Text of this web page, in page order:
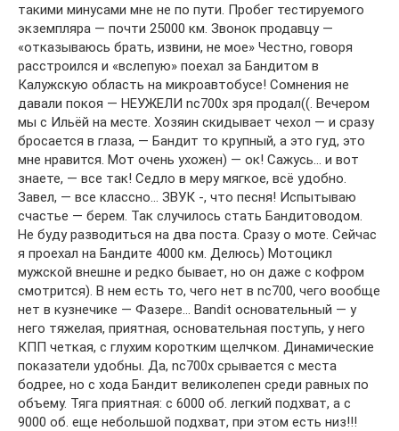
такими минусами мне не по пути. Пробег тестируемого
экземпляра — почти 25000 км. Звонок продавцу —
«отказываюсь брать, извини, не мое» Честно, говоря
расстроился и «вслепую» поехал за Бандитом в
Калужскую область на микроавтобусе! Сомнения не
давали покоя — НЕУЖЕЛИ nc700x зря продал((. Вечером
мы с Ильёй на месте. Хозяин скидывает чехол — и сразу
бросается в глаза, — Бандит то крупный, а это гуд, это
мне нравится. Мот очень ухожен) — ок! Сажусь… и вот
знаете, — все так! Седло в меру мягкое, всё удобно.
Завел, — все классно… ЗВУК -, что песня! Испытываю
счастье — берем. Так случилось стать Бандитоводом.
Не буду разводиться на два поста. Сразу о моте. Сейчас
я проехал на Бандите 4000 км. Делюсь) Мотоцикл
мужской внешне и редко бывает, но он даже с кофром
смотрится). В нем есть то, чего нет в nc700, чего вообще
нет в кузнечике — Фазере… Bandit основательный — у
него тяжелая, приятная, основательная поступь, у него
КПП четкая, с глухим коротким щелчком. Динамические
показатели удобны. Да, nc700x срывается с места
бодрее, но с хода Бандит великолепен среди равных по
объему. Тяга приятная: с 6000 об. легкий подхват, а с
9000 об. еще небольшой подхват, при этом есть низ!!!